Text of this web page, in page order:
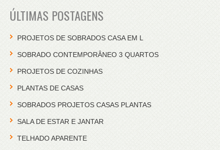
ÚLTIMAS POSTAGENS
PROJETOS DE SOBRADOS CASA EM L
SOBRADO CONTEMPORÂNEO 3 QUARTOS
PROJETOS DE COZINHAS
PLANTAS DE CASAS
SOBRADOS PROJETOS CASAS PLANTAS
SALA DE ESTAR E JANTAR
TELHADO APARENTE